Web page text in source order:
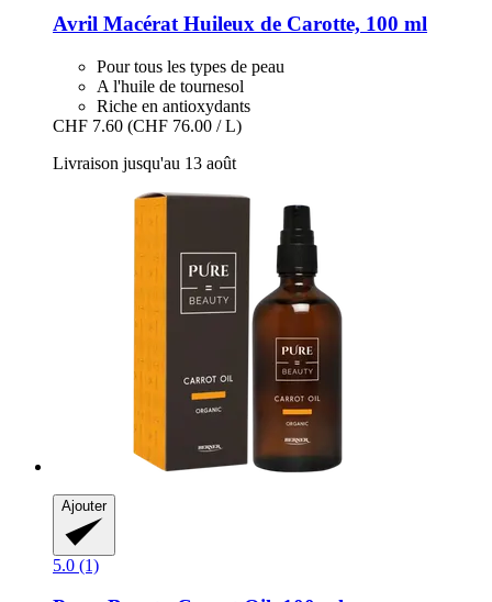
Avril Macérat Huileux de Carotte, 100 ml
Pour tous les types de peau
A l'huile de tournesol
Riche en antioxydants
CHF 7.60 (CHF 76.00 / L)
Livraison jusqu'au 13 août
Ajouter
5.0 (1)